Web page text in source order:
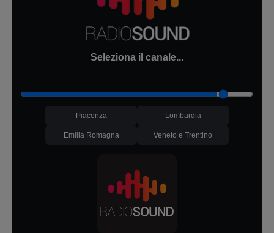
Seleziona il canale...
Piacenza Lombardia
Emilia Romagna Veneto e Trentino